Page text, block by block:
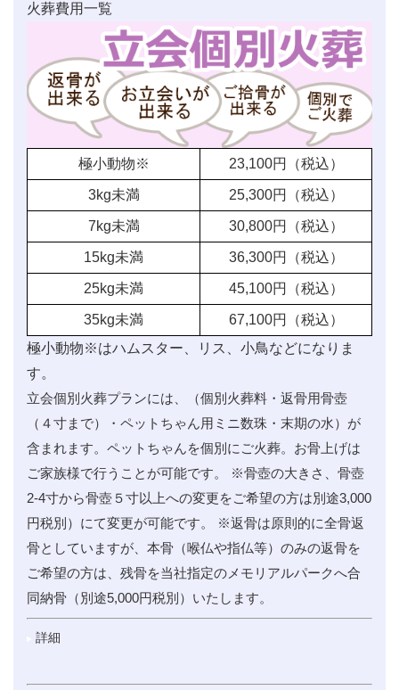
火葬費用一覧
極小動物※ 23,100円（税込）
3kg未満 25,300円（税込）
7kg未満 30,800円（税込）
15kg未満 36,300円（税込）
25kg未満 45,100円（税込）
35kg未満 67,100円（税込）
極小動物※はハムスター、リス、小鳥などになりま
す。
立会個別火葬プランには、（個別火葬料・返骨用骨壺
（４寸まで）・ペットちゃん用ミニ数珠・末期の水）が
含まれます。ペットちゃんを個別にご火葬。お骨上げは
ご家族様で行うことが可能です。 ※骨壺の大きさ、骨壺
2-4寸から骨壺５寸以上への変更をご希望の方は別途3,000
円税別）にて変更が可能です。 ※返骨は原則的に全骨返
骨としていますが、本骨（喉仏や指仏等）のみの返骨を
ご希望の方は、残骨を当社指定のメモリアルパークへ合
同納骨（別途5,000円税別）いたします。
詳細